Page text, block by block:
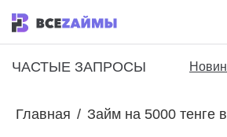
ЧАСТЫЕ ЗАПРОСЫ
Главная / Займ на 5000 тенге